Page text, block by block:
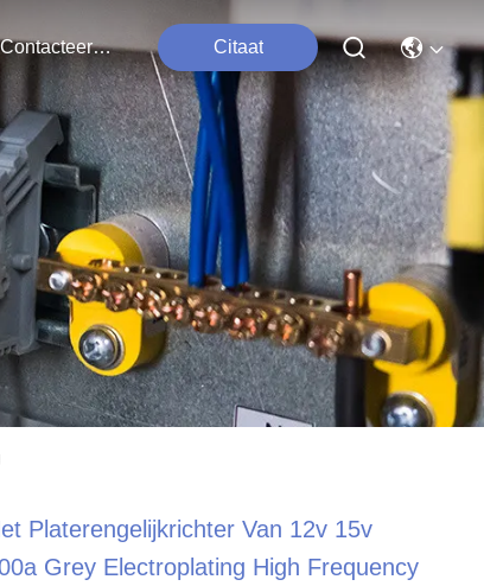
Contacteer Ons Citaat
Platerengelijkrichter Van 12v 15v
Grey Electroplating High Frequency